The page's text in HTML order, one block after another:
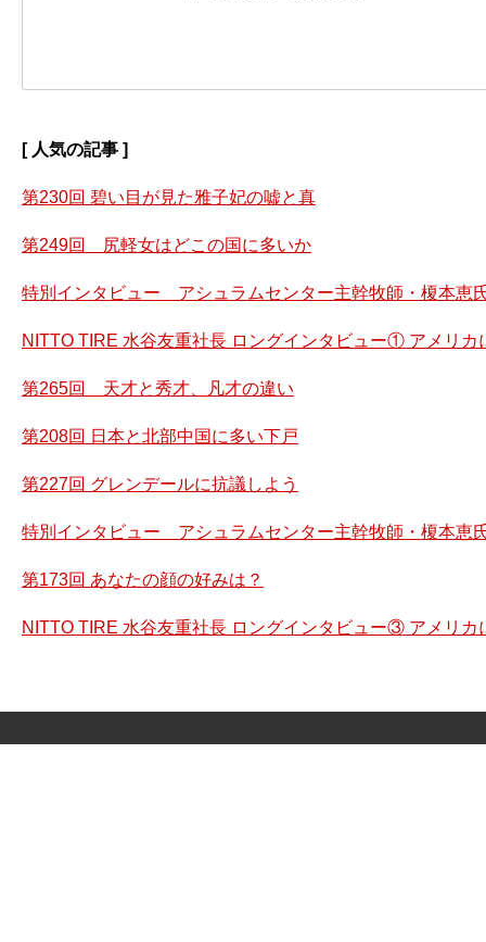
[ 人気の記事 ]
第230回 碧い目が見た雅子妃の嘘と真
第249回 尻軽女はどこの国に多いか
特別インタビュー アシュラムセンター主幹牧師・榎本恵
NITTO TIRE 水谷友重社長 ロングインタビュー① アメリカ
第265回 天才と秀才、凡才の違い
第208回 日本と北部中国に多い下戸
第227回 グレンデールに抗議しよう
特別インタビュー アシュラムセンター主幹牧師・榎本恵
第173回 あなたの顔の好みは？
NITTO TIRE 水谷友重社長 ロングインタビュー③ アメリカ